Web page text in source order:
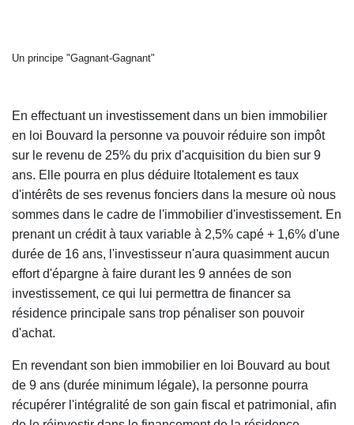
Un principe "Gagnant-Gagnant"
En effectuant un investissement dans un bien immobilier
en loi Bouvard la personne va pouvoir réduire son impôt
sur le revenu de 25% du prix d'acquisition du bien sur 9
ans. Elle pourra en plus déduire ltotalement es taux
d'intérêts de ses revenus fonciers dans la mesure où nous
sommes dans le cadre de l'immobilier d'investissement. En
prenant un crédit à taux variable à 2,5% capé + 1,6% d'une
durée de 16 ans, l'investisseur n'aura quasimment aucun
effort d'épargne à faire durant les 9 années de son
investissement, ce qui lui permettra de financer sa
résidence principale sans trop pénaliser son pouvoir
d'achat.
En revendant son bien immobilier en loi Bouvard au bout
de 9 ans (durée minimum légale), la personne pourra
récupérer l'intégralité de son gain fiscal et patrimonial, afin